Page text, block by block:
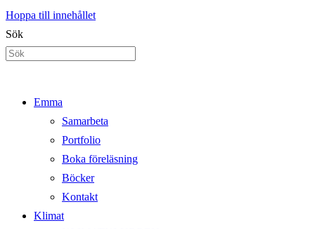
Hoppa till innehållet
Sök
Emma
Samarbeta
Portfolio
Boka föreläsning
Böcker
Kontakt
Klimat